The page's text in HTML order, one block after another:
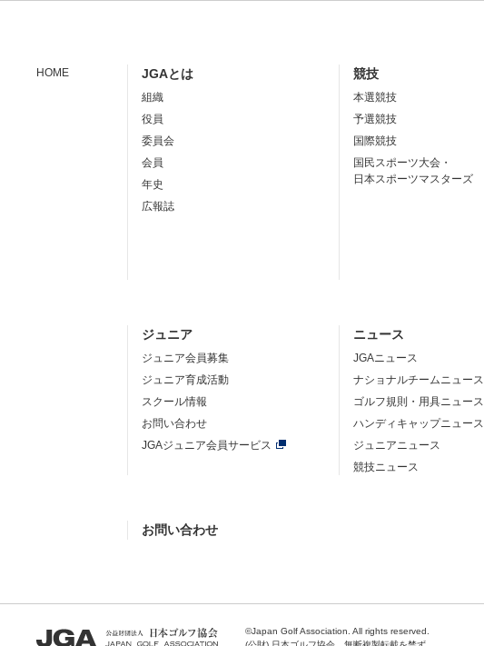
HOME JGAとは
組織
役員
委員会
会員
年史
広報誌
競技
本選競技
予選競技
国際競技
国民スポーツ大会・
日本スポーツマスターズ
ジュニア
ジュニア会員募集
ジュニア育成活動
スクール情報
お問い合わせ
JGAジュニア会員サービス
ニュース
JGAニュース
ナショナルチームニュース
ゴルフ規則・用具ニュース
ハンディキャップニュース
ジュニアニュース
競技ニュース
お問い合わせ
©Japan Golf Association. All rights reserved.